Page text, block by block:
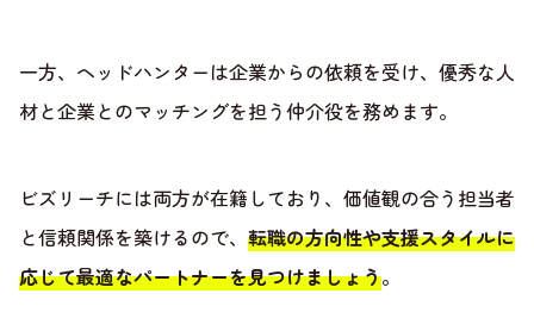
一方、ヘッドハンターは企業からの依頼を受け、優秀な人
材と企業とのマッチングを担う仲介役を務めます。
ビズリーチには両方が在籍しており、価値観の合う担当者
と信頼関係を築けるので、 転職の方向性や支援スタイルに
応じて最適なパートナーを見つけましょう。